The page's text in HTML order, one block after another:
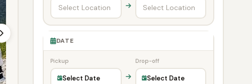
DATE
Pickup
Select Date
Drop-off
Select Date